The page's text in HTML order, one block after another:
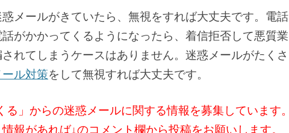
メールがきていたら、無視をすれば大丈夫です。電話
がかかってくるようになったら、着信拒否して悪質業
れてしまうケースはありません。迷惑メールがたくさ
ル対策をして無視すれば大丈夫です。
る」からの迷惑メールに関する情報を募集しています。
報があれば↓のコメント欄から投稿をお願いします。